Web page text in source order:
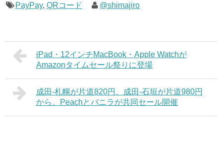
PayPay, QRコード @shimajiro
iPad・12インチMacBook・Apple Watchが
Amazonタイムセール祭りに登場
成田-札幌が片道820円、成田-石垣が片道980円
から、Peachとバニラが共同セール開催